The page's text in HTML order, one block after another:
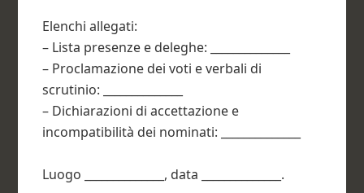
Elenchi allegati:
– Lista presenze e deleghe: ______________
– Proclamazione dei voti e verbali di
scrutinio: ______________
– Dichiarazioni di accettazione e
incompatibilità dei nominati: ______________
Luogo ______________, data ______________.